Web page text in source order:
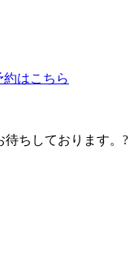
はこちら
待ちしております。?